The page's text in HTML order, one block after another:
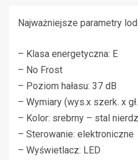
Najważniejsze parametry
– Klasa energetyczna: E
– No Frost
– Poziom hałasu: 37 dB
– Wymiary (wys.x szerk. x
– Kolor: srebrny – stal
– Sterowanie: elektroniczne
– Wyświetlacz: LED